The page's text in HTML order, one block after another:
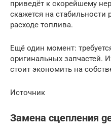
приведёт к скорейшему
скажется на стабильности
расходе топлива.
Ещё один момент:
оригинальных запчастей.
стоит экономить на
Источник
Замена сцепления